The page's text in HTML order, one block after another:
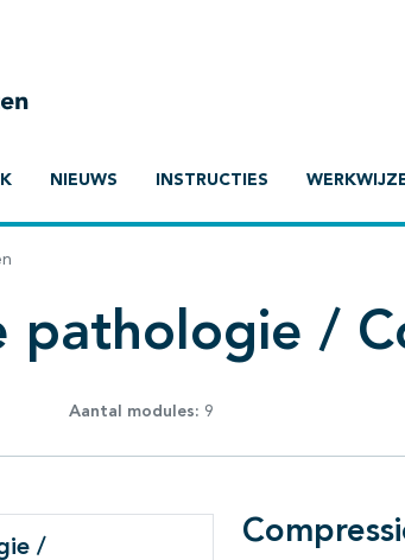
NIEUWS INSTRUCTIES
pathologie /
Aantal modules: 9
/